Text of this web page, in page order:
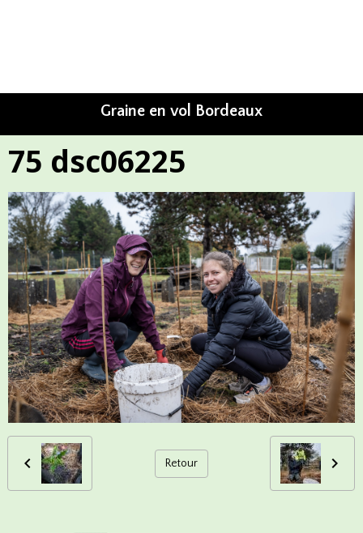
Graine en vol Bordeaux
75 dsc06225
Retour